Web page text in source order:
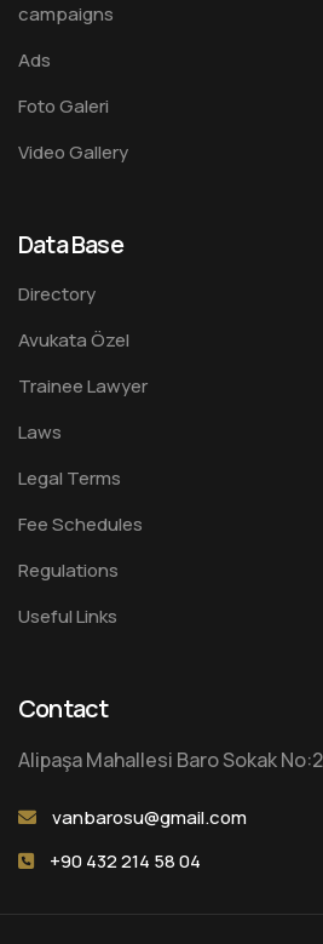
campaigns
Ads
Foto Galeri
Video Gallery
Data Base
Directory
Avukata Özel
Trainee Lawyer
Laws
Legal Terms
Fee Schedules
Regulations
Useful Links
Contact
Alipaşa Mahallesi Baro Sokak
vanbarosu@gmail.com
+90 432 214 58 04